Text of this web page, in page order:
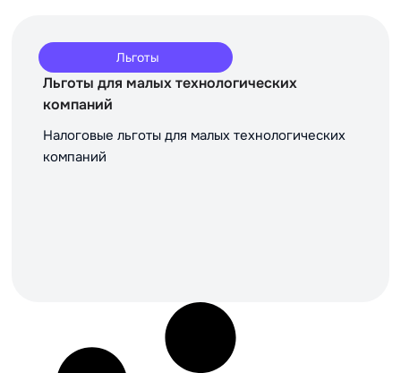
Льготы
Льготы для малых технологических
компаний
Налоговые льготы для малых технологических
компаний